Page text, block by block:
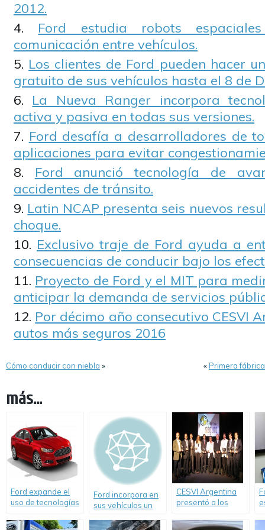
2012.
Ford estudia robots
comunicación entre vehículos.
Los clientes de Ford pueden hacer
gratuito de sus vehículos hasta el 8 de
La Nueva Ranger incorpora
activa y pasiva en todas sus versiones.
Ford desafía a desarrolladores de
aplicaciones para evitar
Ford anunció tecnología de
accidentes de tránsito.
Latin NCAP presenta seis nuevos
choque.
Exclusivo traje de Ford ayuda a
consecuencias de conducir bajo los
Proyecto de Ford y el MIT para
anticipar la demanda de servicios
Por décimo año consecutivo CESVI
autos más seguros 2016
Cómo conducir con niebla » «Primera
más...
Ford expande el
uso de tecnologías
auto Start-Stop
Ford incorpora en
sus vehículos un
velocidad para
CESVI Argentina
presentó a los
de 2012.